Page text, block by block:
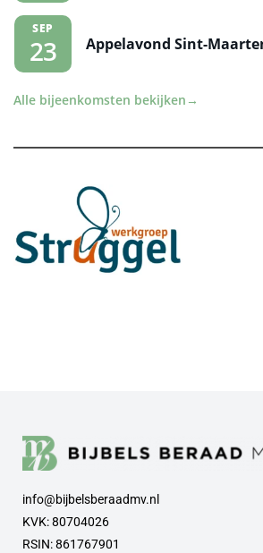
SEP
23 Appelavond Sint-
Alle bijeenkomsten bekijken →
info@bijbelsberaadmv.nl
KVK: 80704026
RSIN: 861767901